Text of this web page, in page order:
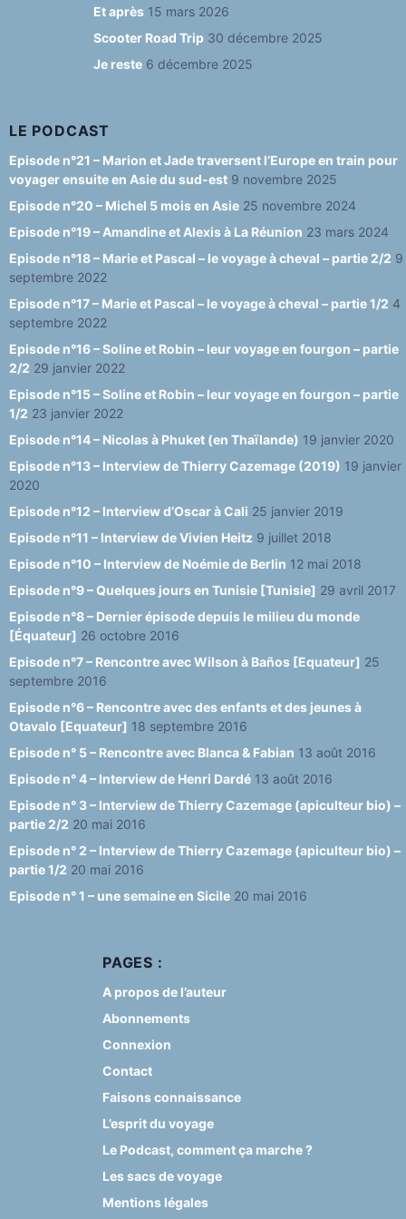
o
o
k
m y
e
n
n
el
Et après 15 mars 2026
Scooter Road Trip 30 décembre 2025
Je reste 6 décembre 2025
LE PODCAST
Episode n°21 – Marion et Jade traversent l’Europe en train pour
voyager ensuite en Asie du sud-est 9 novembre 2025
Episode n°20 – Michel 5 mois en Asie 25 novembre 2024
Episode n°19 – Amandine et Alexis à La Réunion 23 mars 2024
Episode n°18 – Marie et Pascal – le voyage à cheval – partie 2/2 9
septembre 2022
Episode n°17 – Marie et Pascal – le voyage à cheval – partie 1/2 4
septembre 2022
Episode n°16 – Soline et Robin – leur voyage en fourgon – partie
2/2 29 janvier 2022
Episode n°15 – Soline et Robin – leur voyage en fourgon – partie
1/2 23 janvier 2022
Episode n°14 – Nicolas à Phuket (en Thaïlande) 19 janvier 2020
Episode n°13 – Interview de Thierry Cazemage (2019) 19 janvier
2020
Episode n°12 – Interview d’Oscar à Cali 25 janvier 2019
Episode n°11 – Interview de Vivien Heitz 9 juillet 2018
Episode n°10 – Interview de Noémie de Berlin 12 mai 2018
Episode n°9 – Quelques jours en Tunisie [Tunisie] 29 avril 2017
Episode n°8 – Dernier épisode depuis le milieu du monde
[Équateur] 26 octobre 2016
Episode n°7 – Rencontre avec Wilson à Baños [Equateur] 25
septembre 2016
Episode n°6 – Rencontre avec des enfants et des jeunes à
Otavalo [Equateur] 18 septembre 2016
Episode n° 5 – Rencontre avec Blanca & Fabian 13 août 2016
Episode n° 4 – Interview de Henri Dardé 13 août 2016
Episode n° 3 – Interview de Thierry Cazemage (apiculteur bio) –
partie 2/2 20 mai 2016
Episode n° 2 – Interview de Thierry Cazemage (apiculteur bio) –
partie 1/2 20 mai 2016
Episode n° 1 – une semaine en Sicile 20 mai 2016
PAGES :
A propos de l’auteur
Abonnements
Connexion
Contact
Faisons connaissance
L’esprit du voyage
Le Podcast, comment ça marche ?
Les sacs de voyage
Mentions légales